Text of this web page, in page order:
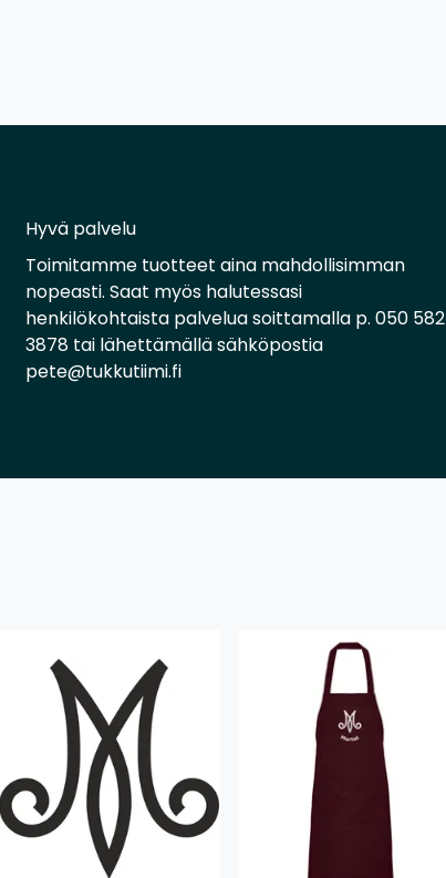
Hyvä palvelu
Toimitamme tuotteet aina mahdollisimman
nopeasti. Saat myös halutessasi
henkilökohtaista palvelua soittamalla p. 050 582
3878 tai lähettämällä sähköpostia
pete@tukkutiimi.fi